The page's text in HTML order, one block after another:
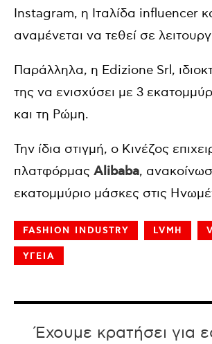
Instagram, η Ιταλίδα influencer
αναμένεται να τεθεί σε
Παράλληλα, η Edizione Srl,
της να ενισχύσει με 3
και τη Ρώμη.
Την ίδια στιγμή, ο Κινέζος
πλατφόρμας Alibaba,
εκατομμύριο μάσκες στις
FASHION INDUSTRY LVMH
ΥΓΕΙΑ
Έχουμε κρατήσει για